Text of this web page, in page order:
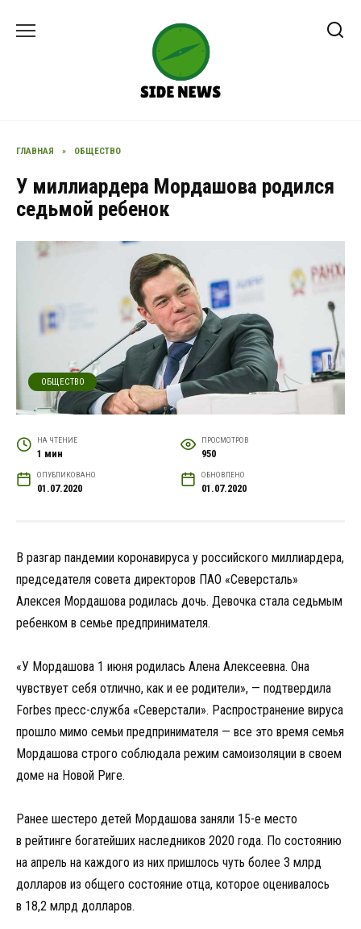
ГЛАВНАЯ » ОБЩЕСТВО
У миллиардера Мордашова родился
седьмой ребенок
ОБЩЕСТВО
НА ЧТЕНИЕ
1 мин
ПРОСМОТРОВ
950
ОПУБЛИКОВАНО
01.07.2020
ОБНОВЛЕНО
01.07.2020
В разгар пандемии коронавируса у российского миллиардера,
председателя совета директоров ПАО «Северсталь»
Алексея Мордашова родилась дочь. Девочка стала седьмым
ребенком в семье предпринимателя.
«У Мордашова 1 июня родилась Алена Алексеевна. Она
чувствует себя отлично, как и ее родители», — подтвердила
Forbes пресс-служба «Северстали». Распространение вируса
прошло мимо семьи предпринимателя — все это время семья
Мордашова строго соблюдала режим самоизоляции в своем
доме на Новой Риге.
Ранее шестеро детей Мордашова заняли 15-е место
в рейтинге богатейших наследников 2020 года. По состоянию
на апрель на каждого из них пришлось чуть более 3 млрд
долларов из общего состояние отца, которое оценивалось
в 18,2 млрд долларов.